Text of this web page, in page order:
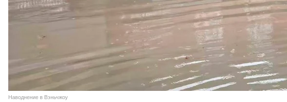
Наводнение в Вэньчжоу